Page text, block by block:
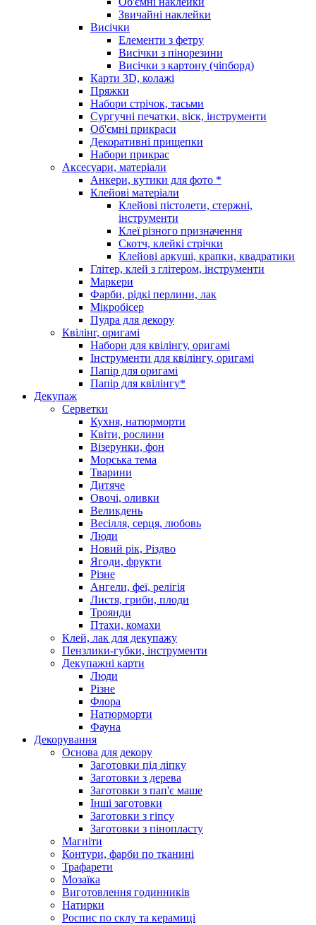
Звичайні наклейки
Висічки
Елементи з фетру
Висічки з пінорезини
Висічки з картону (чіпборд)
Карти 3D, колажі
Пряжки
Набори стрічок, тасьми
Сургучні печатки, віск, інструменти
Об'ємні прикраси
Декоративні прищепки
Набори прикрас
Аксесуари, матеріали
Анкери, кутики для фото *
Клейові матеріали
Клейові пістолети, стержні,
інструменти
Клеї різного призначення
Скотч, клейкі стрічки
Клейові аркуші, крапки, квадратики
Глітер, клей з глітером, інструменти
Маркери
Фарби, рідкі перлини, лак
Мікробісер
Пудра для декору
Квілінг, оригамі
Набори для квілінгу, оригамі
Інструменти для квілінгу, оригамі
Папір для оригамі
Папір для квілінгу*
Декупаж
Серветки
Кухня, натюрморти
Квіти, рослини
Візерунки, фон
Морська тема
Тварини
Дитяче
Овочі, оливки
Великдень
Весілля, серця, любовь
Люди
Новий рік, Різдво
Ягоди, фрукти
Різне
Ангели, феї, релігія
Листя, гриби, плоди
Троянди
Птахи, комахи
Клей, лак для декупажу
Пензлики-губки, інструменти
Декупажні карти
Люди
Різне
Флора
Натюрморти
Фауна
Декорування
Основа для декору
Заготовки під ліпку
Заготовки з дерева
Заготовки з пап'є маше
Інші заготовки
Заготовки з гіпсу
Заготовки з пінопласту
Магніти
Контури, фарби по тканині
Трафарети
Мозаїка
Виготовлення годинників
Натирки
Роспис по склу та керамиці